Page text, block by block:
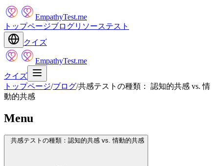
EmpathyTest.me
トップページブログリソーステスト
クイズ
EmpathyTest.me
クイズ
トップページ/ブログ/共感テストの種類： 認知的共感 vs. 情
動的共感
Menu
共感テストの種類：認知的共感 vs. 情動的共感